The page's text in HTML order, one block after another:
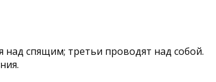
спящим; третьи проводят над собой.